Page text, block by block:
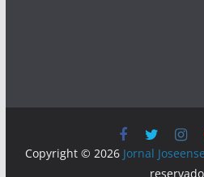
Copyright © 2026 Jornal